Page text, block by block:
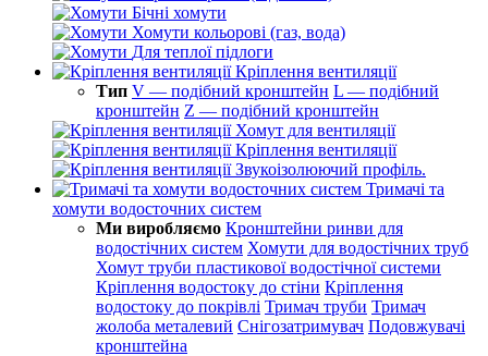
Бічні хомути
Хомути кольорові (газ, вода)
Для теплої підлоги
Кріплення вентиляції
Тип V — подібний кронштейн L — подібний
кронштейн Z — подібний кронштейн
Хомут для вентиляції
Кріплення вентиляції
Звукоізолюючий профіль.
Тримачі та
хомути водосточних систем
Ми виробляємо Кронштейни ринви для
водостічних систем Хомути для водостічних труб
Хомут труби пластикової водостічної системи
Кріплення водостоку до стіни Кріплення
водостоку до покрівлі Тримач труби Тримач
жолоба металевий Снігозатримувач Подовжувачі
кронштейна